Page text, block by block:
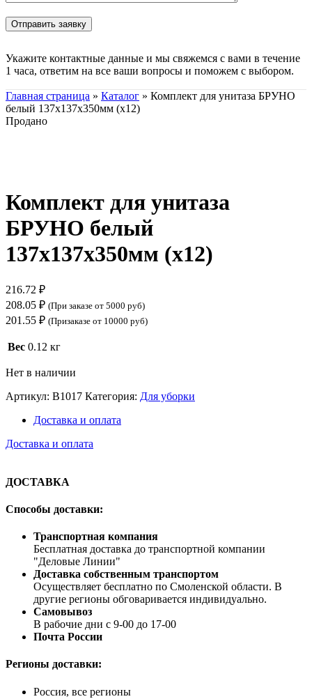
Укажите контактные данные и мы свяжемся с вами в течение
1 часа, ответим на все ваши вопросы и поможем с выбором.
Главная страница » Каталог » Комплект для унитаза БРУНО
белый 137х137х350мм (х12)
Продано
Комплект для унитаза
БРУНО белый
137х137х350мм (х12)
216.72 ₽
208.05 ₽ (При заказе от 5000 руб)
201.55 ₽ (Призаказе от 10000 руб)
Вес 0.12 кг
Нет в наличии
Артикул: В1017 Категория: Для уборки
Доставка и оплата
Доставка и оплата
ДОСТАВКА
Способы доставки:
Транспортная компания
Бесплатная доставка до транспортной компании
"Деловые Линии"
Доставка собственным транспортом
Осуществляет бесплатно по Смоленской области. В
другие регионы обговаривается индивидуально.
Самовывоз
В рабочие дни с 9-00 до 17-00
Почта России
Регионы доставки:
Россия, все регионы